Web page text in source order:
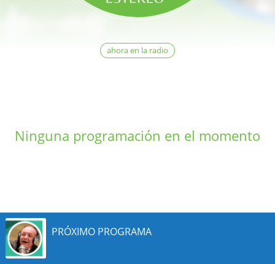
ahora en la radio
Ninguna programación en el momento
PRÓXIMO PROGRAMA